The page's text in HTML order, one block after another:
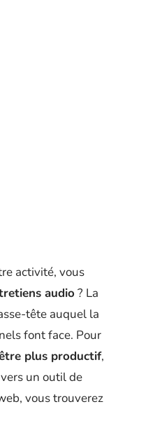
activité, vous
audio ? La
tête auquel la
font face. Pour
plus productif,
vers un outil de
vous trouverez